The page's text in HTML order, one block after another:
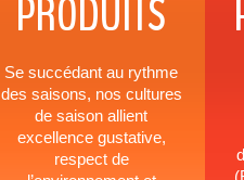
PRODUITS
Se succédant au rythme
des saisons, nos cultures
de saison allient
excellence gustative,
respect de